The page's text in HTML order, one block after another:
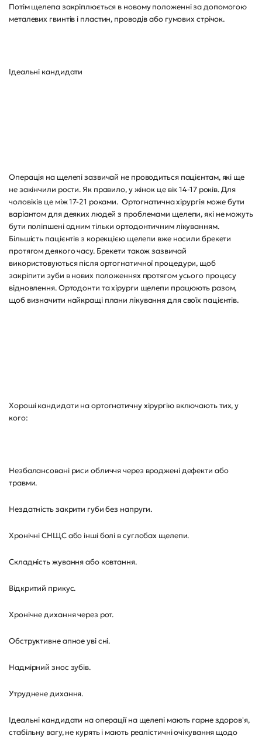
Потім щелепа закріплюється в новому положенні за допомогою
металевих гвинтів і пластин, проводів або гумових стрічок.
Ідеальні кандидати
Операція на щелепі зазвичай не проводиться пацієнтам, які ще
не закінчили рости. Як правило, у жінок це вік 14-17 років. Для
чоловіків це між 17-21 роками. Ортогнатична хірургія може бути
варіантом для деяких людей з проблемами щелепи, які не можуть
бути поліпшені одним тільки ортодонтичним лікуванням.
Більшість пацієнтів з корекцією щелепи вже носили брекети
протягом деякого часу. Брекети також зазвичай
використовуються після ортогнатичної процедури, щоб
закріпити зуби в нових положеннях протягом усього процесу
відновлення. Ортодонти та хірурги щелепи працюють разом,
щоб визначити найкращі плани лікування для своїх пацієнтів.
Хороші кандидати на ортогнатичну хірургію включають тих, у
кого:
Незбалансовані риси обличчя через вроджені дефекти або
травми.
Нездатність закрити губи без напруги.
Хронічні СНЩС або інші болі в суглобах щелепи.
Складність жування або ковтання.
Відкритий прикус.
Хронічне дихання через рот.
Обструктивне апное уві сні.
Надмірний знос зубів.
Утруднене дихання.
Ідеальні кандидати на операції на щелепі мають гарне здоров'я,
стабільну вагу, не курять і мають реалістичні очікування щодо